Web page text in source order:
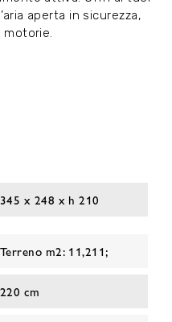
aperta in sicurezza,
motorie.
345 x 248 x h 210
Terreno m2: 11,211;
220 cm